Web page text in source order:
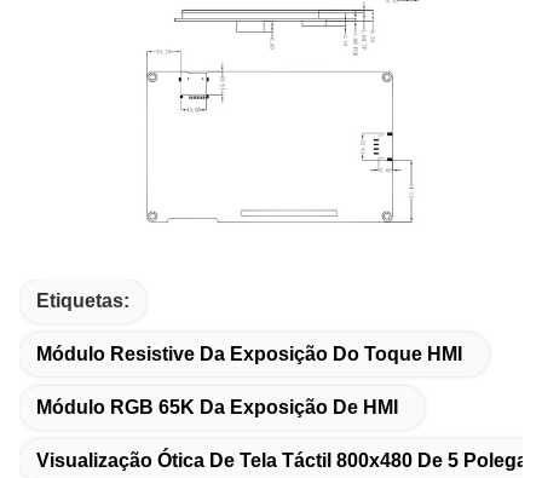
Etiquetas:
Módulo Resistive Da Exposição Do Toque HMI
Módulo RGB 65K Da Exposição De HMI
Visualização Ótica De Tela Táctil 800x480 De 5